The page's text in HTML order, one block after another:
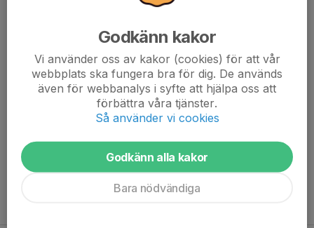
Koordinater:
X:6162515 Y: 1387032
Lat N 55°34´44" Lon E 14° 0´50"
Godkänn kakor
Vi använder oss av kakor (cookies) för att vår
webbplats ska fungera bra för dig. De används
även för webbanalys i syfte att hjälpa oss att
förbättra våra tjänster.
Så använder vi cookies
Godkänn alla kakor
Bara nödvändiga